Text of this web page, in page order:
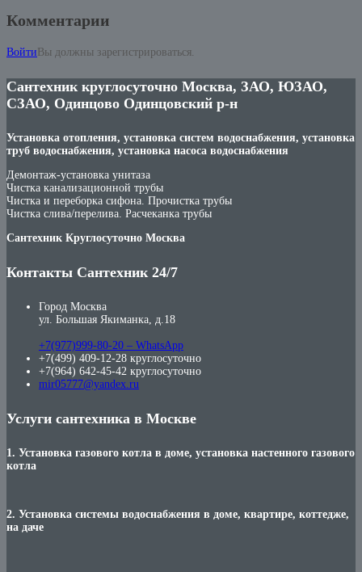
Комментарии
Войти Вы должны зарегистрироваться.
Сантехник круглосуточно Москва, ЗАО, ЮЗАО,
СЗАО, Одинцово Одинцовский р-н
Установка отопления, установка систем водоснабжения, установка
труб водоснабжения, установка насоса водоснабжения
Демонтаж-установка унитаза
Чистка канализационной трубы
Чистка и переборка сифона. Прочистка трубы
Чистка слива/перелива. Расчеканка трубы
Сантехник Круглосуточно Москва
Контакты Сантехник 24/7
Город Москва
ул. Большая Якиманка, д.18
+7(977)999-80-20 – WhatsApp
+7(499) 409-12-28 круглосуточно
+7(964) 642-45-42 круглосуточно
mir05777@yandex.ru
Услуги сантехника в Москве
1. Установка газового котла в доме, установка настенного газового
котла
2. Установка системы водоснабжения в доме, квартире, коттедже,
на даче